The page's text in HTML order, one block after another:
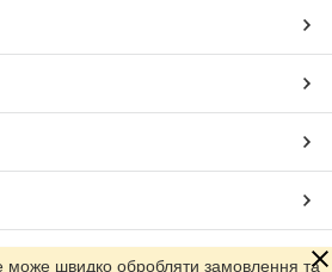
Prom.ua
може швидко обробляти замовлення та